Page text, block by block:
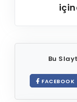
Bu
FACEBOOK